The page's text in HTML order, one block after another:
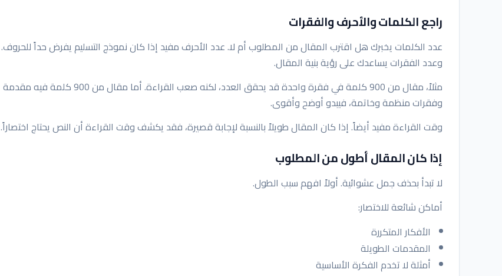
راجع الكلمات والأحرف والفقرات
عدد الكلمات يخبرك هل اقترب المقال من المطلوب أم لا. عدد الأحرف مفيد إذا كان نموذج التسليم يفرض حداً للحروف.
وعدد الفقرات يساعدك على رؤية بنية المقال.
مثلاً، مقال من 900 كلمة في فقرة واحدة قد يحقق العدد، لكنه صعب القراءة. أما مقال من 900 كلمة فيه مقدمة
وفقرات منظمة وخاتمة، فيبدو أوضح وأقوى.
وقت القراءة مفيد أيضاً. إذا كان المقال طويلاً بالنسبة لإجابة قصيرة، فقد يكشف وقت القراءة أن النص يحتاج اختصاراً.
إذا كان المقال أطول من المطلوب
لا تبدأ بحذف جمل عشوائية. أولاً افهم سبب الطول.
أماكن شائعة للاختصار:
الأفكار المتكررة
المقدمات الطويلة
أمثلة لا تخدم الفكرة الأساسية